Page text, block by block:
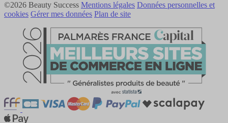
©2026 Beauty Success Mentions légales Données personnelles et
cookies Gérer mes données Plan de site